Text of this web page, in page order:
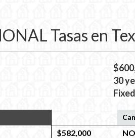
Tasas en
30
$582,000 NO